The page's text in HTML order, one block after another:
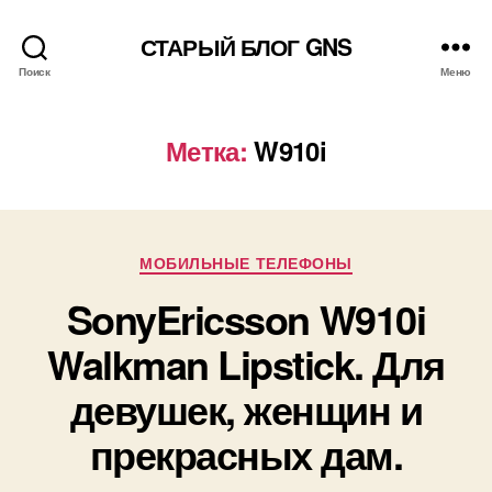
Поиск
СТАРЫЙ БЛОГ GNS
Меню
Метка: W910i
Рубрики
МОБИЛЬНЫЕ ТЕЛЕФОНЫ
SonyEricsson W910i
Walkman Lipstick. Для
девушек, женщин и
прекрасных дам.